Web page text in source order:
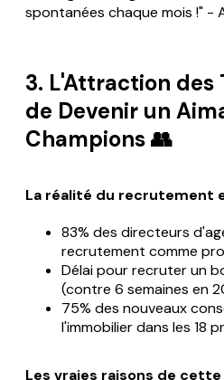
spontanées chaque mois !" -
3. L'Attraction des
de Devenir un
Champions 👥
La réalité du recrutement
83% des directeurs
recrutement comme
Délai pour recruter un
(contre 6 semaines en
75% des nouveaux
l'immobilier dans les 18
Les vraies raisons de